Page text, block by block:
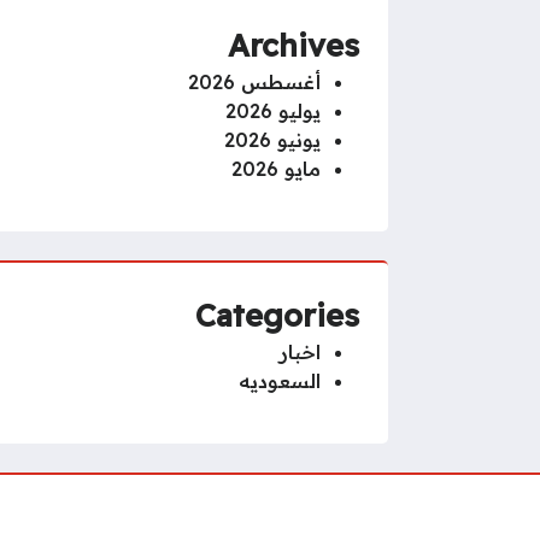
Archives
أغسطس 2026
يوليو 2026
يونيو 2026
مايو 2026
Categories
اخبار
السعوديه